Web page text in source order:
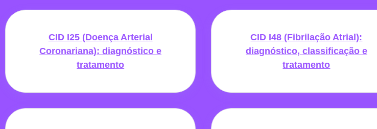
CID I25 (Doença Arterial
Coronariana): diagnóstico e
tratamento
CID I48 (Fibrilação Atrial):
diagnóstico, classificação e
tratamento